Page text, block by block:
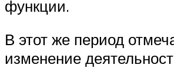
функции.
В этот же период
изменение